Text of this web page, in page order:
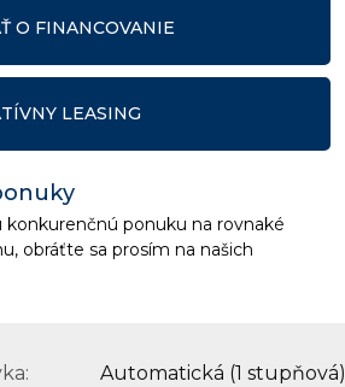
O FINANCOVANIE
LEASING
konkurenčnú ponuku na rovnaké
obráťte sa prosím na našich
Automatická (1 stupňová)